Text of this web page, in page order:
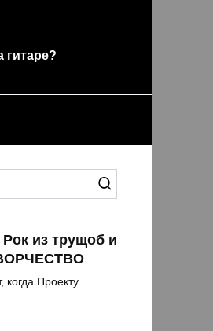
гитаре?
из трущоб и
когда Проекту